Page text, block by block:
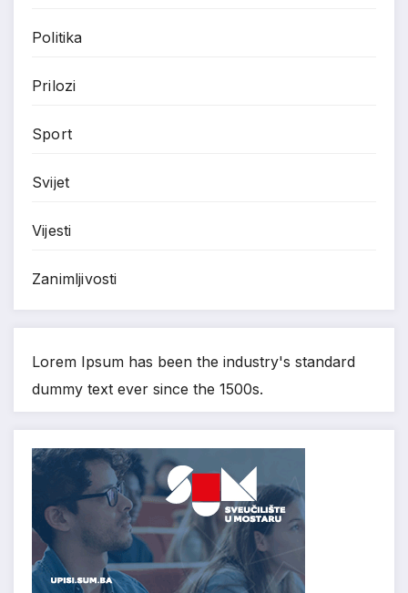
Politika
Prilozi
Sport
Svijet
Vijesti
Zanimljivosti
Lorem Ipsum has been the industry's standard
dummy text ever since the 1500s.